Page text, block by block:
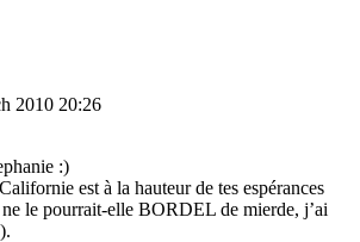
2010 20:26
:)
est à la hauteur de tes espérances
le pourrait-elle BORDEL de mierde, j’ai